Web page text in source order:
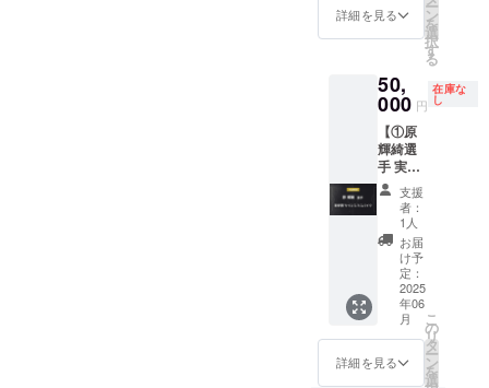
考欄に
お名前
入くだ
さい。
希望さ
れない
場合は
「掲載
なし」
とご記
入くだ
さい。
入くだ
さい。
方法：
項：掲
載を希
る方
は、備
考欄に
お名前
をご記
入くだ
さい。
希望さ
れない
場合は
「掲載
なし」
入くだ
さい。
バナー
しにつ
いて
ロジェ
クト終
了後に
お送り
する
メール
をご確
認くだ
さい。
②HPへ
の氏名
掲載権
リター
ン品に
地・単
品種・
特別栽
培米 あ
きたこ
まち
年産・
令和6年
・内容
量：2kg
・保存
方法：
室温
15℃以
入りス
パイク
先着1名
で、現
役プロ
サッ
カー選
手・金
子 大毅
選手の
実使用
サイン
入りス
パイク
（※）を
お送り
いたし
ます。
※金子選
手のご
詳細を見る ー
ン
を
選
択
す
る
50,
000 円
在庫な
し
【①原
輝綺選
手 実使
用サイ
ン入り
スパイ
ク +
②HPへ
の氏名
掲載
権】 ①
実使用
サイン
入りス
パイク
支援
者：
1人
お届
け予
定：
2025
年06
月
詳細を見る
こ
の
リ
タ
ー
ン
を
選